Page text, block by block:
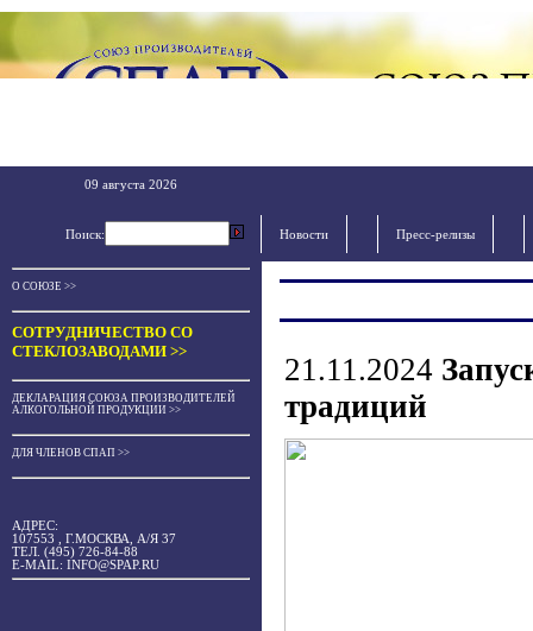
09 августа 2026
Поиск: Новости Пресс-релизы
О СОЮЗЕ >>
СОТРУДНИЧЕСТВО СО
СТЕКЛОЗАВОДАМИ >>
ДЕКЛАРАЦИЯ СОЮЗА ПРОИЗВОДИТЕЛЕЙ
АЛКОГОЛЬНОЙ ПРОДУКЦИИ >>
ДЛЯ ЧЛЕНОВ СПАП >>
АДРЕС:
107553 , Г.МОСКВА, А/Я 37
ТЕЛ. (495) 726-84-88
E-MAIL: INFO@SPAP.RU
21.11.2024
традиций